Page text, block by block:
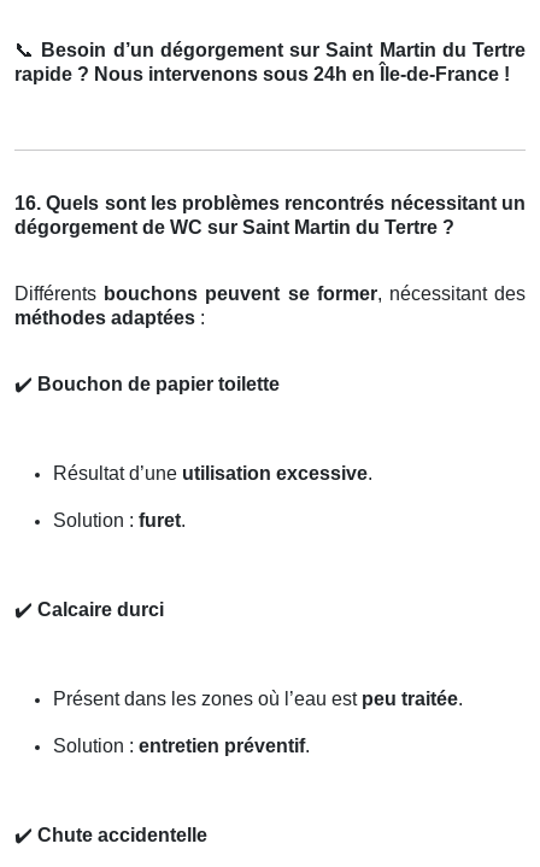
📞
Besoin d’un dégorgement sur Saint Martin du Tertre
rapide ? Nous intervenons sous 24h en Île-de-France !
16. Quels sont les problèmes rencontrés nécessitant un
dégorgement de WC sur Saint Martin du Tertre ?
Différents bouchons peuvent se former, nécessitant des
méthodes adaptées :
✔️ Bouchon de papier toilette
Résultat d’une utilisation excessive.
Solution : furet.
✔️ Calcaire durci
Présent dans les zones où l’eau est peu traitée.
Solution : entretien préventif.
✔️ Chute accidentelle